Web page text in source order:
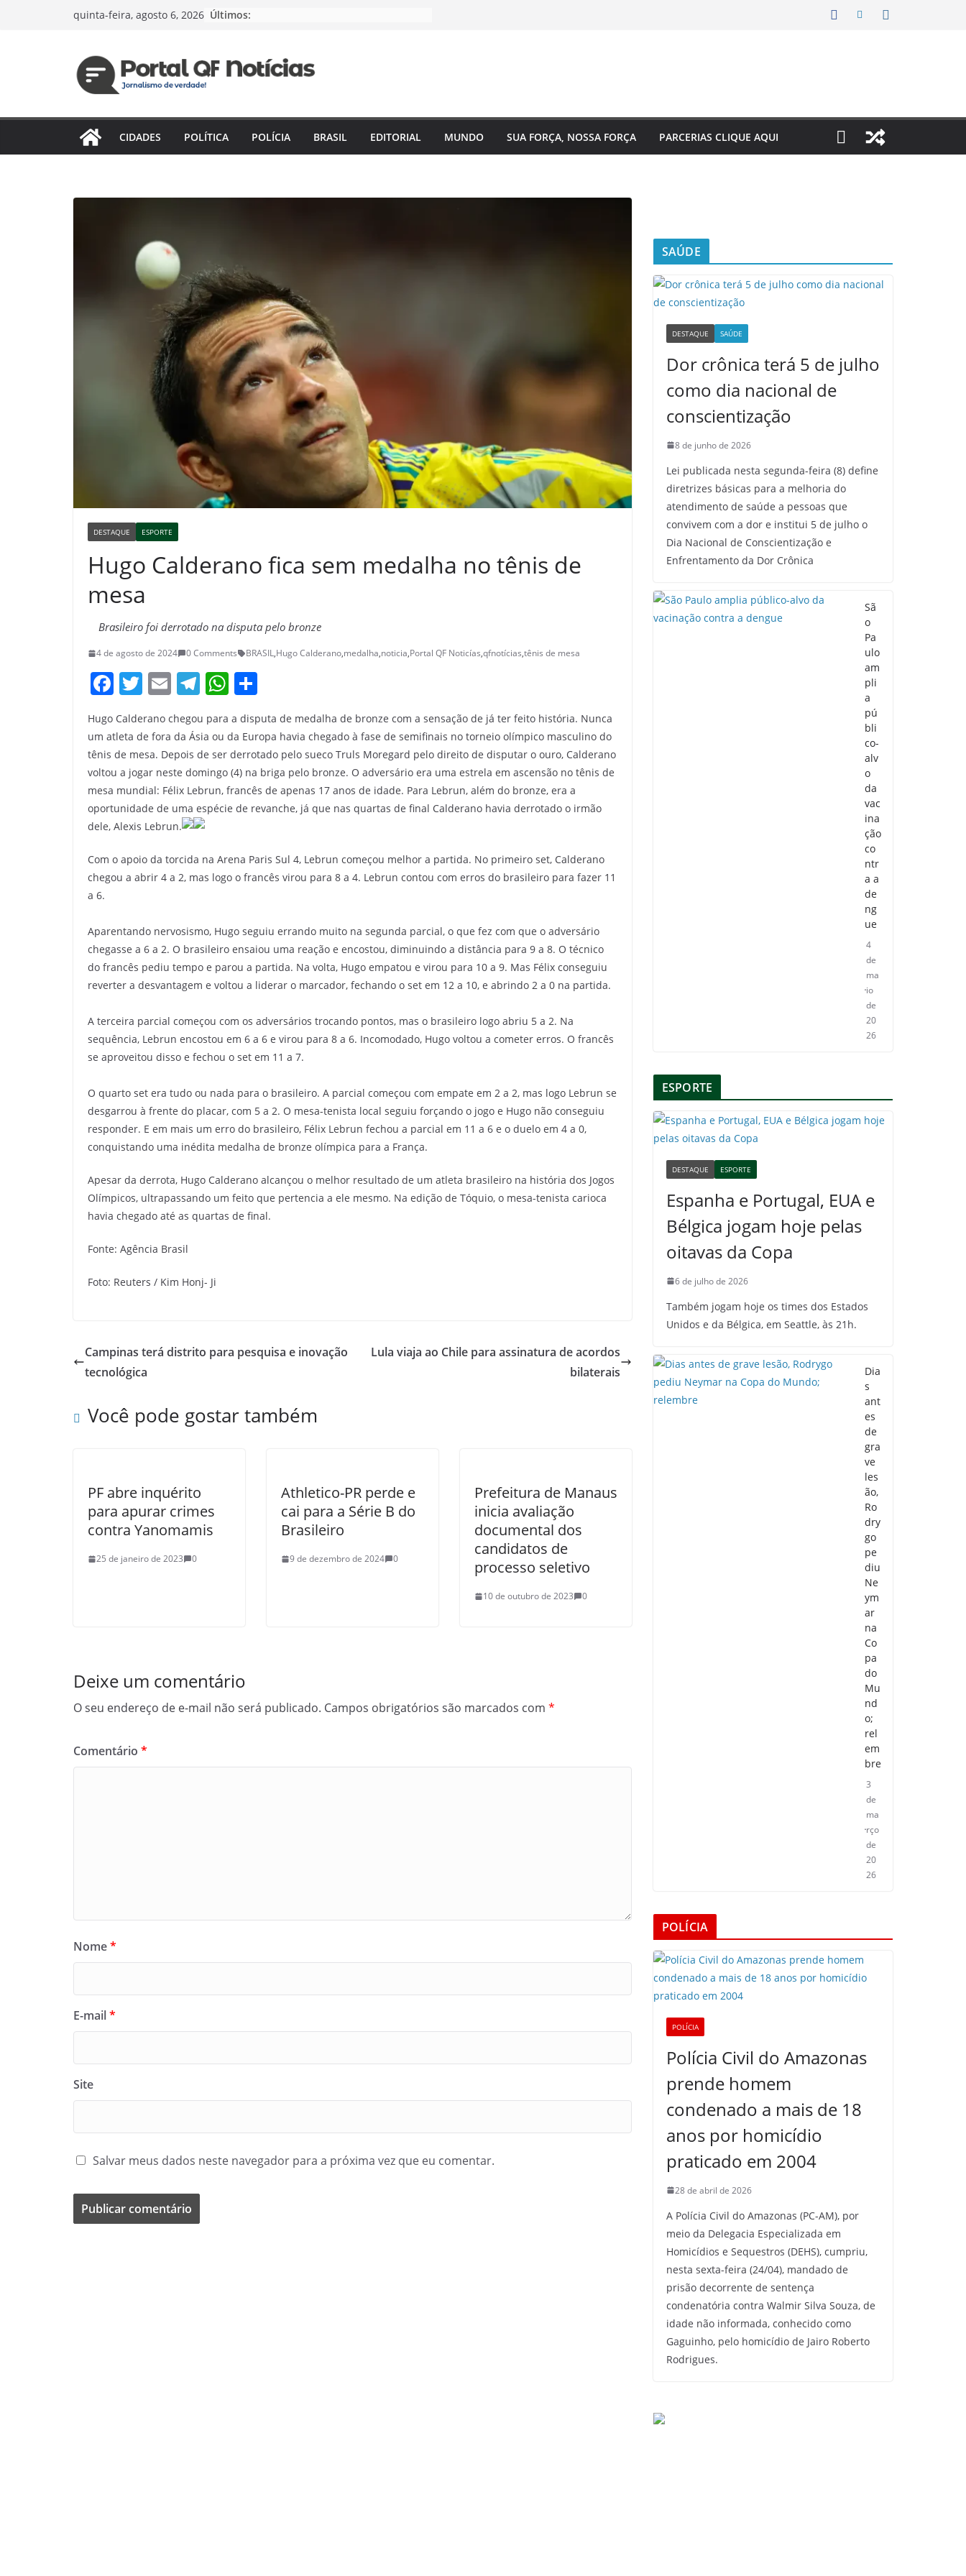
quinta-feira, agosto 6, 2026 Últimos:
CIDADES POLÍTICA POLÍCIA BRASIL EDITORIAL MUNDO SUA FORÇA, NOSSA FORÇA PARCERIAS CLIQUE AQUI
DESTAQUE ESPORTE
Hugo Calderano fica sem medalha no tênis de
mesa
Brasileiro foi derrotado na disputa pelo bronze
4 de agosto de 2024 0 Comments BRASIL,Hugo Calderano,medalha,noticia,Portal QF Noticías,qfnotícias,tênis de mesa
F
c
e
b
o
o
T
itt
er
E
m
ai
l
T
e
gr
a
m
W
at
s
A
p
p
ar
e
Hugo Calderano chegou para a disputa de medalha de bronze com a sensação de já ter feito história. Nunca
um atleta de fora da Ásia ou da Europa havia chegado à fase de semifinais no torneio olímpico masculino do
tênis de mesa. Depois de ser derrotado pelo sueco Truls Moregard pelo direito de disputar o ouro, Calderano
voltou a jogar neste domingo (4) na briga pelo bronze. O adversário era uma estrela em ascensão no tênis de
mesa mundial: Félix Lebrun, francês de apenas 17 anos de idade. Para Lebrun, além do bronze, era a
oportunidade de uma espécie de revanche, já que nas quartas de final Calderano havia derrotado o irmão
dele, Alexis Lebrun.
Com o apoio da torcida na Arena Paris Sul 4, Lebrun começou melhor a partida. No primeiro set, Calderano
chegou a abrir 4 a 2, mas logo o francês virou para 8 a 4. Lebrun contou com erros do brasileiro para fazer 11
a 6.
Aparentando nervosismo, Hugo seguiu errando muito na segunda parcial, o que fez com que o adversário
chegasse a 6 a 2. O brasileiro ensaiou uma reação e encostou, diminuindo a distância para 9 a 8. O técnico
do francês pediu tempo e parou a partida. Na volta, Hugo empatou e virou para 10 a 9. Mas Félix conseguiu
reverter a desvantagem e voltou a liderar o marcador, fechando o set em 12 a 10, e abrindo 2 a 0 na partida.
A terceira parcial começou com os adversários trocando pontos, mas o brasileiro logo abriu 5 a 2. Na
sequência, Lebrun encostou em 6 a 6 e virou para 8 a 6. Incomodado, Hugo voltou a cometer erros. O francês
se aproveitou disso e fechou o set em 11 a 7.
O quarto set era tudo ou nada para o brasileiro. A parcial começou com empate em 2 a 2, mas logo Lebrun se
desgarrou à frente do placar, com 5 a 2. O mesa-tenista local seguiu forçando o jogo e Hugo não conseguiu
responder. E em mais um erro do brasileiro, Félix Lebrun fechou a parcial em 11 a 6 e o duelo em 4 a 0,
conquistando uma inédita medalha de bronze olímpica para a França.
Apesar da derrota, Hugo Calderano alcançou o melhor resultado de um atleta brasileiro na história dos Jogos
Olímpicos, ultrapassando um feito que pertencia a ele mesmo. Na edição de Tóquio, o mesa-tenista carioca
havia chegado até as quartas de final.
Fonte: Agência Brasil
Foto: Reuters / Kim Honj- Ji
Campinas terá distrito para pesquisa e inovação
tecnológica
Lula viaja ao Chile para assinatura de acordos
bilaterais
Você pode gostar também
PF abre inquérito
para apurar crimes
contra Yanomamis
25 de janeiro de 2023 0
Athletico-PR perde e
cai para a Série B do
Brasileiro
9 de dezembro de 2024 0
Prefeitura de Manaus
inicia avaliação
documental dos
candidatos de
processo seletivo
10 de outubro de 2023 0
Deixe um comentário
O seu endereço de e-mail não será publicado. Campos obrigatórios são marcados com *
Comentário *
Nome*
E-mail*
Site
Salvar meus dados neste navegador para a próxima vez que eu comentar.
SAÚDE
DESTAQUE SAÚDE
Dor crônica terá 5 de julho
como dia nacional de
conscientização
8 de junho de 2026
Lei publicada nesta segunda-feira (8) define
diretrizes básicas para a melhoria do
atendimento de saúde a pessoas que
convivem com a dor e institui 5 de julho o
Dia Nacional de Conscientização e
Enfrentamento da Dor Crônica
Sã
o
Pa
ulo
am
pli
a
pú
bli
co-
alv
o
da
vac
ina
ção
co
ntr
a a
de
ng
ue
4
de
ma
io
de
20
26
ESPORTE
DESTAQUE ESPORTE
Espanha e Portugal, EUA e
Bélgica jogam hoje pelas
oitavas da Copa
6 de julho de 2026
Também jogam hoje os times dos Estados
Unidos e da Bélgica, em Seattle, às 21h.
Dia
s
ant
es
de
gra
ve
les
ão,
Ro
dry
go
pe
diu
Ne
ym
ar
na
Co
pa
do
Mu
nd
o;
rel
em
bre
3
de
ma
rço
de
20
26
POLÍCIA
POLÍCIA
Polícia Civil do Amazonas
prende homem
condenado a mais de 18
anos por homicídio
praticado em 2004
28 de abril de 2026
A Polícia Civil do Amazonas (PC-AM), por
meio da Delegacia Especializada em
Homicídios e Sequestros (DEHS), cumpriu,
nesta sexta-feira (24/04), mandado de
prisão decorrente de sentença
condenatória contra Walmir Silva Souza, de
idade não informada, conhecido como
Gaguinho, pelo homicídio de Jairo Roberto
Rodrigues.